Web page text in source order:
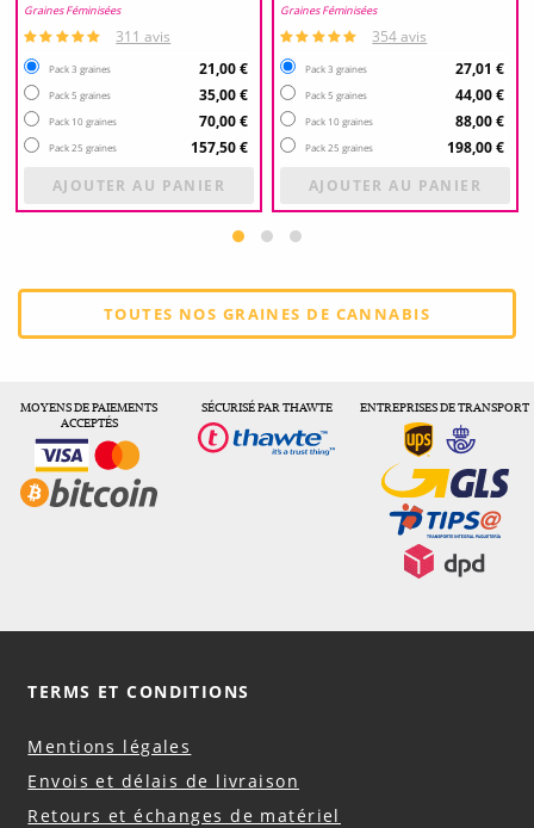
Graines Féminisées
311 avis
Pack 3 graines 21,00 €
Pack 5 graines 35,00 €
Pack 10 graines 70,00 €
Pack 25 graines
157,50 €
AJOUTER AU PANIER
Graines Féminisées
354 avis
Pack 3 graines 27,01 €
Pack 5 graines 44,00 €
Pack 10 graines 88,00 €
Pack 25 graines
198,00 €
AJOUTER AU PANIER
TOUTES NOS GRAINES DE CANNABIS
MOYENS DE PAIEMENTS
ACCEPTÉS
SÉCURISÉ PAR THAWTE ENTREPRISES DE TRANSPORT
TERMS ET CONDITIONS
Mentions légales
Envois et délais de livraison
Retours et échanges de matériel